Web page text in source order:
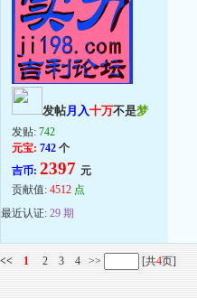
发帖月入十万不是梦
发贴: 742
元宝: 742 个
吉币: 2397 元
贡献值: 4512 点
最近认证: 29 期
<< 1 2 3 4 >> [共4页]